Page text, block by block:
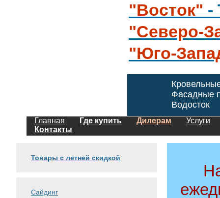
"Восток" -
"Северо-
"Юго-
Фасадные
Водосток
Главная Где купить Дилерам
Услуги
Контакты
Товары с летней скидкой
Сайдинг